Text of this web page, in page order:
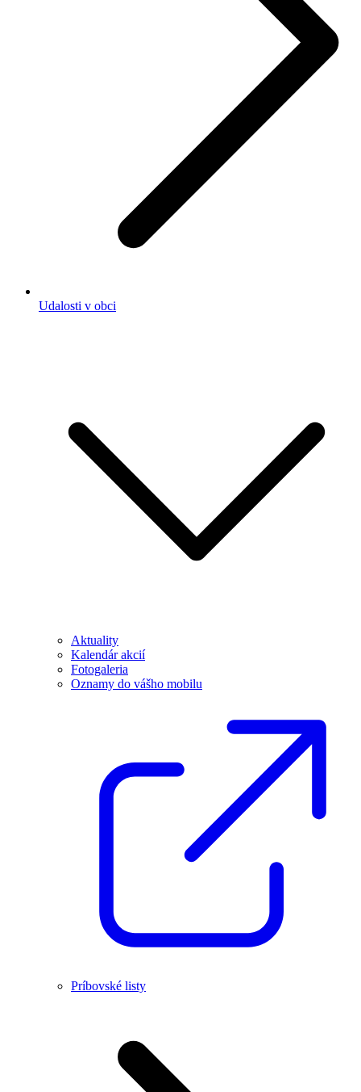
Udalosti v obci
Aktuality
Kalendár akcií
Fotogaleria
Oznamy do vášho mobilu
Príbovské listy